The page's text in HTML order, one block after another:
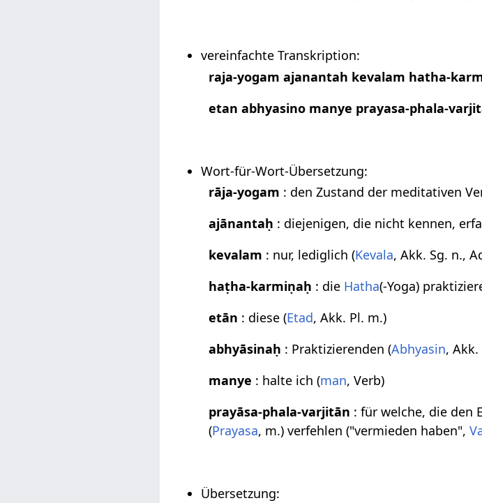
vereinfachte Transkription:
raja-yogam ajanantah kevalam hatha-
etan abhyasino manye prayasa-phala-
Wort-für-Wort-Übersetzung:
rāja-yogam : den Zustand der meditativen
ajānantaḥ : diejenigen, die nicht kennen,
kevalam : nur, lediglich (Kevala, Akk. Sg. n.,
haṭha-karmiṇaḥ : die Hatha(-Yoga)
etān : diese (Etad, Akk. Pl. m.)
abhyāsinaḥ : Praktizierenden (Abhyasin, Akk.
manye : halte ich (man, Verb)
prayāsa-phala-varjitān : für welche, die den
(Prayasa, m.) verfehlen ("vermieden haben",
Übersetzung: